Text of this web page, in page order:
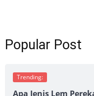
Popular Post
Trending:
Apa Jenis Lem